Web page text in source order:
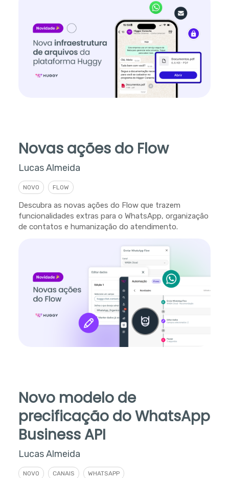
Novas ações do Flow
Lucas Almeida
NOVO FLOW
Descubra as novas ações do Flow que trazem
funcionalidades extras para o WhatsApp, organização
de contatos e humanização do atendimento.
Novo modelo de
precificação do WhatsApp
Business API
Lucas Almeida
NOVO CANAIS WHATSAPP